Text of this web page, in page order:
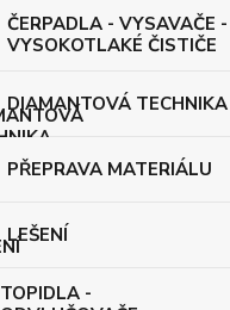
ČERPADLA - VYSAVAČE -
VYSOKOTLAKÉ ČISTIČE
DIAMANTOVÁ TECHNIKA
PŘEPRAVA MATERIÁLU
LEŠENÍ
TOPIDLA -